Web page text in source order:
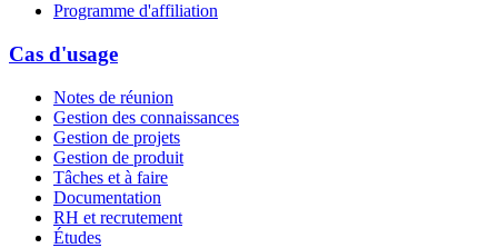
Programme d'affiliation
Cas d'usage
Notes de réunion
Gestion des connaissances
Gestion de projets
Gestion de produit
Tâches et à faire
Documentation
RH et recrutement
Études